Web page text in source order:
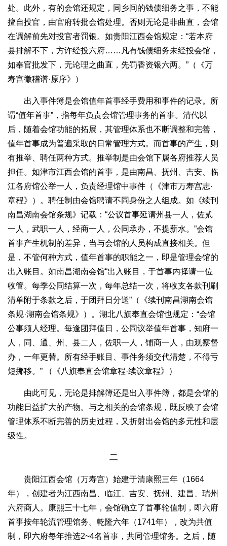
处。此外，有的会馆还规定，同乡间的钱债细务之事，不能
擅自投官，由官府转批会馆处理。否则无论是非曲直，会馆
在调解前先对投官者罚银。如贵阳江西会馆规定：“若本府
县排解不下，方许经投六府……凡有钱债细务未经投会馆，
如奉官批发下，无论理之曲直，先罚香资银六两。”（《万
寿宫徵稽谱·原序》）
出入事件簿是会馆值年首事经手费用和事件的记录。所
谓“值年首事”，指每年负责会馆管理事务的首事。清代以
后，随着会馆功能的拓展，其管理体系也不断调整和完善，
值年首事成为普遍采取的日常管理方式。而首事的产生，则
有推举、聘任两种方式。推举制是由会馆下属各府推荐人员
担任。如津市江西会馆的首事，是由南昌、抚州、吉安、临
江各府馆公举一人，负责经理馆中事件（《津市万寿宫志·
章程》）。聘任制由会馆聘请不同身份之人组成。如《续刊
南昌湖南会馆条规》记载：“公议首事延请州县一人，佐贰
一人，武职一人，经商一人，公同承办，不提薪水。”会馆
首事产生机制的差异，当与会馆的人员构成直接相关。但
是，不管何种方式，值年首事的职能之一，即是管理会馆的
出入账目。如南昌湖南会馆“出入账目，于首事内择请一位
收管。每季公同结算一次，每年总结一次，将收支各款刊刷
清单附于条款之后，于团拜日分送”（《续刊南昌湖南会馆
条规·湖南会馆条规》）。湖北八旗奉直会馆也规定：“会馆
公事须人经理。每逢团拜值日，公同议举值年首事，知府一
人，同、通、州、县二人，佐职一人，铺商一人，由观察督
办，一年更替。所有经手账目、事件务须交代清楚，不得亏
短挪移。” （《八旗奉直会馆章程·续议章程》）
由此可见，无论是排解簿还是出入事件簿，都是会馆的
功能日益扩大的产物。与之相关的会馆条规，既反映了会馆
管理体系不断完善的历史过程，又折射出会馆的多元性和层
级性。
二
贵阳江西会馆（万寿宫）始建于清康熙三年（1664
年），创建者为江西南昌、临江、吉安、抚州、建昌、瑞州
六府商人。康熙三十七年，会馆确立了首事轮值制，即六府
首事按年轮流管理馆务。乾隆六年（1741年），改为共值
制，即六府每年推选2~4名首事，共同管理馆务。之后，随